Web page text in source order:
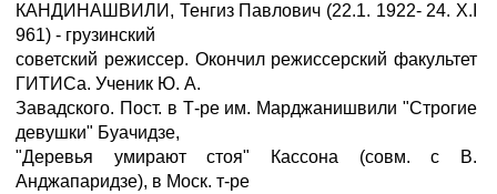
КАНДИНАШВИЛИ, Тенгиз Павлович (22.1. 1922- 24. X.I
961) - грузинский
советский режиссер. Окончил режиссерский факультет
ГИТИСа. Ученик Ю. А.
Завадского. Пост. в Т-ре им. Марджанишвили "Строгие
девушки" Буачидзе,
"Деревья умирают стоя" Кассона (совм. с В.
Анджапаридзе), в Моск. т-ре